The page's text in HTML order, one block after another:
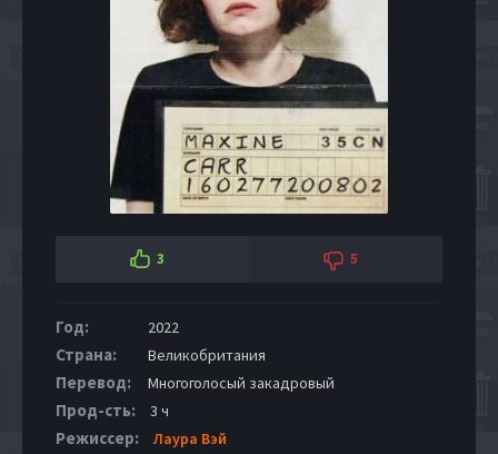
3 5
Год: 2022
Страна: Великобритания
Перевод: Многоголосый закадровый
Прод-сть: 3 ч
Режиссер: Лаура Вэй